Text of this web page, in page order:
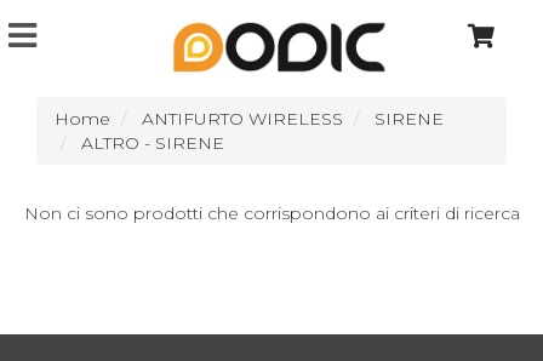
Home ANTIFURTO WIRELESS
SIRENE
ALTRO - SIRENE
Non ci sono prodotti che corrispondono ai criteri di ricerca